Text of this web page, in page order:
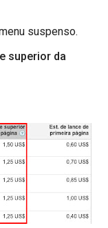
suspenso.
superior da